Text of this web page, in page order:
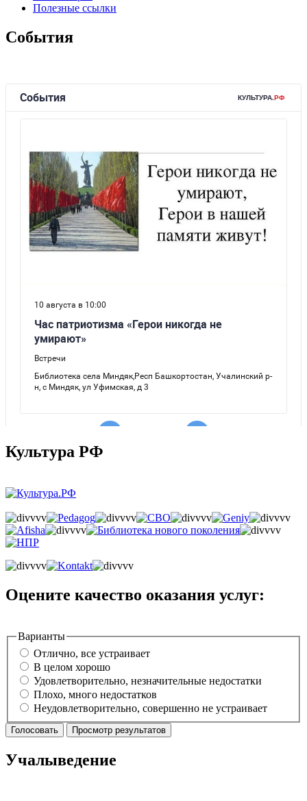
Полезные ссылки
События
Культура РФ
Оцените качество оказания услуг:
Варианты
Отлично, все устраивает
В целом хорошо
Удовлетворительно, незначительные недостатки
Плохо, много недостатков
Неудовлетворительно, совершенно не устраивает
Учалыведение